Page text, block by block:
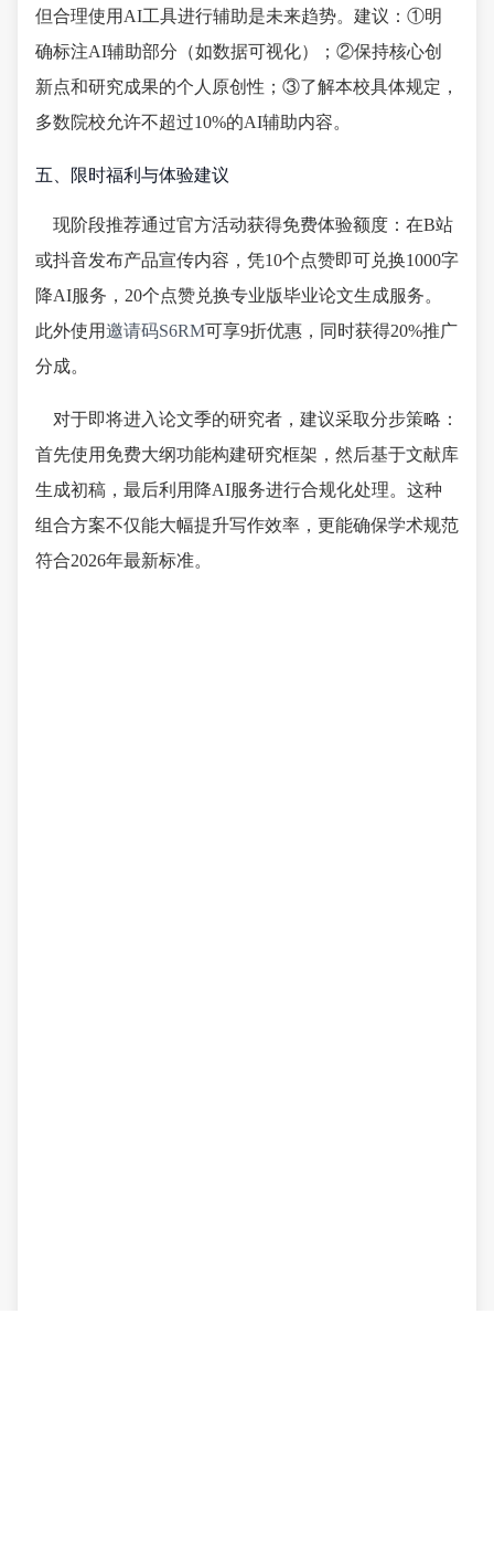
但合理使用AI工具进行辅助是未来趋势。建议：①明
确标注AI辅助部分（如数据可视化）；②保持核心创
新点和研究成果的个人原创性；③了解本校具体规定，
多数院校允许不超过10%的AI辅助内容。
五、限时福利与体验建议
现阶段推荐通过官方活动获得免费体验额度：在B站
或抖音发布产品宣传内容，凭10个点赞即可兑换1000字
降AI服务，20个点赞兑换专业版毕业论文生成服务。
此外使用邀请码S6RM可享9折优惠，同时获得20%推广
分成。
对于即将进入论文季的研究者，建议采取分步策略：
首先使用免费大纲功能构建研究框架，然后基于文献库
生成初稿，最后利用降AI服务进行合规化处理。这种
组合方案不仅能大幅提升写作效率，更能确保学术规范
符合2026年最新标准。